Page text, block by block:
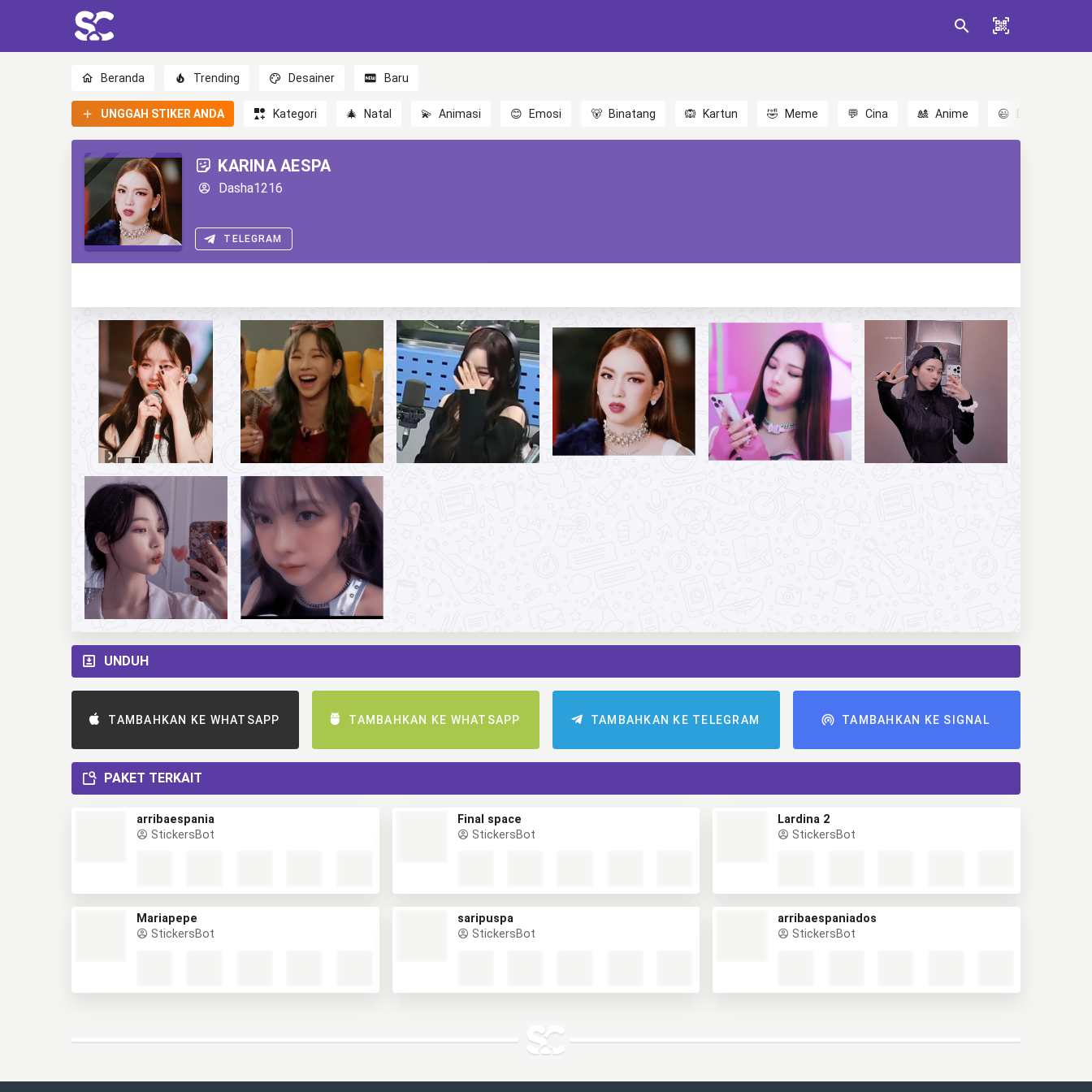
Beranda Trending Desainer Baru
UNGGAH STIKER ANDA Kategori 🎄 Natal 💫 Animasi 😊 Emosi 🐻 Binatang 🙉 Kartun 🤣 Meme 💬 Cina 🎎 Anime 😃
KARINA AESPA
Dasha1216
TELEGRAM
UNDUH
TAMBAHKAN KE WHATSAPP TAMBAHKAN KE WHATSAPP TAMBAHKAN KE TELEGRAM TAMBAHKAN KE SIGNAL
PAKET TERKAIT
arribaespania
StickersBot
Final space
StickersBot
Lardina 2
StickersBot
Mariapepe
StickersBot
saripuspa
StickersBot
arribaespaniados
StickersBot